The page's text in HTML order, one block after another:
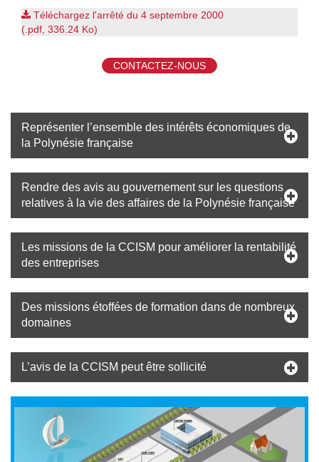
arrete-1257-cm-du-04-09-2000.pdf
Téléchargez l'arrêté du 4 septembre 2000
(.pdf, 336.24 Ko)
CONTACTEZ-NOUS
Représenter l’ensemble des intérêts économiques de
la Polynésie française
Rendre des avis au gouvernement sur les questions
relatives à la vie des affaires de la Polynésie française
Les missions de la CCISM pour améliorer la rentabilité
des entreprises
Des missions étoffées de formation dans de nombreux
domaines
L’avis de la CCISM peut être sollicité